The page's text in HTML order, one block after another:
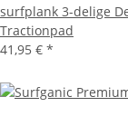
surfplank 3-delige
Tractionpad
41,95 € *